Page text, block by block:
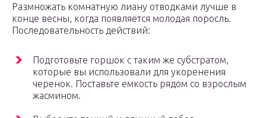
Размножать комнатную лиану отводками лучше в
конце весны, когда появляется молодая поросль.
Последовательность действий:
Подготовьте горшок с таким же субстратом,
которые вы использовали для укоренения
черенок. Поставьте емкость рядом со взрослым
жасмином.